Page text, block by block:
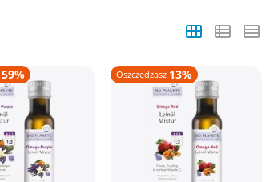
59% Oszczędzasz 13%